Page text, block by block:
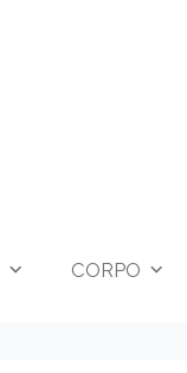
CORPO